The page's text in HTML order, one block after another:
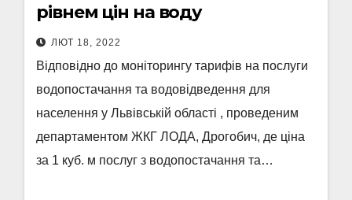
рівнем цін на воду
ЛЮТ 18, 2022
Відповідно до моніторингу тарифів на послуги
водопостачання та водовідведення для
населення у Львівській області , проведеним
департаментом ЖКГ ЛОДА, Дрогобич, де ціна
за 1 куб. м послуг з водопостачання та…